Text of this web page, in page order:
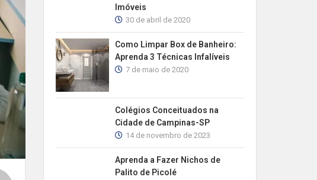
Imóveis
30 de abril de 2020
Como Limpar Box de Banheiro:
Aprenda 3 Técnicas Infalíveis
7 de maio de 2020
Colégios Conceituados na
Cidade de Campinas-SP
14 de novembro de 2023
Aprenda a Fazer Nichos de
Palito de Picolé